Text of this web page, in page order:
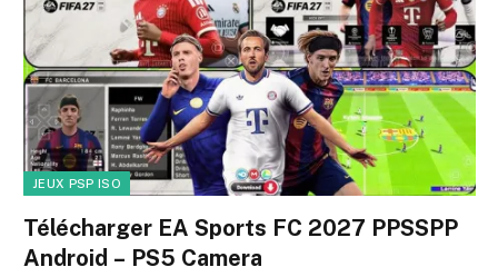
JEUX PSP ISO
Télécharger EA Sports FC 2027 PPSSPP
Android – PS5 Camera